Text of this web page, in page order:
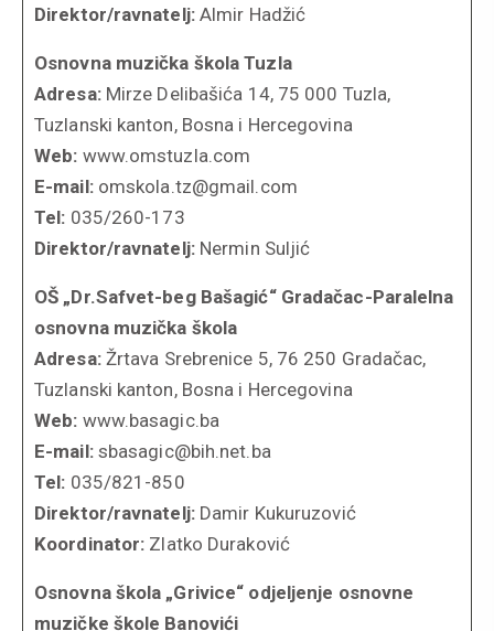
Direktor/ravnatelj:Almir Hadžić
Osnovna muzička škola Tuzla
Adresa:Mirze Delibašića 14, 75 000 Tuzla,
Tuzlanski kanton, Bosna i Hercegovina
Web: www.omstuzla.com
E-mail: omskola.tz@gmail.com
Tel: 035/260-173
Direktor/ravnatelj: Nermin Suljić
OŠ „Dr.Safvet-beg Bašagić“ Gradačac-Paralelna
osnovna muzička škola
Adresa:Žrtava Srebrenice 5, 76 250 Gradačac,
Tuzlanski kanton, Bosna i Hercegovina
Web: www.basagic.ba
E-mail:sbasagic@bih.net.ba
Tel: 035/821-850
Direktor/ravnatelj:Damir Kukuruzović
Koordinator: Zlatko Duraković
Osnovna škola „Grivice“ odjeljenje osnovne
muzičke škole Banovići